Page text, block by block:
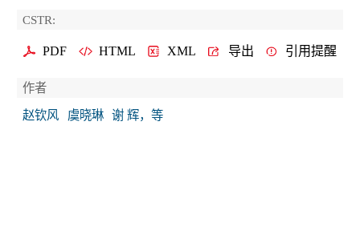
CSTR:
PDF HTML XML 导出 引用提醒
作者
赵钦风
虞晓琳 谢 辉，等